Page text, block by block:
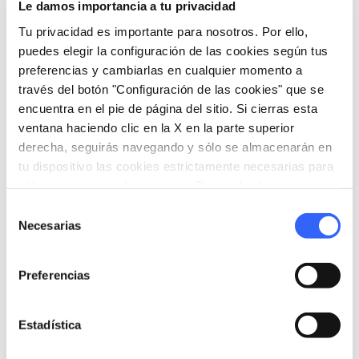
Le damos importancia a tu privacidad
Tu privacidad es importante para nosotros. Por ello,
puedes elegir la configuración de las cookies según tus
preferencias y cambiarlas en cualquier momento a
través del botón "Configuración de las cookies" que se
encuentra en el pie de página del sitio. Si cierras esta
ventana haciendo clic en la X en la parte superior
derecha, seguirás navegando y sólo se almacenarán en
tu dispositivo las cookies estrictamente necesarias para
Necesarias
Preferencias
Estadística
auto_delete
Políticas de
cancelación y
presentación
Anulación hasta 31 días antes del inicio del
viaje: 50 euros por expediente en concepto de
gastos de gestión
viaje: 30% del importe total
Anulación de 20 a 11 días antes del inicio del
Anulación de 10 a 4 días antes del inicio del
Anulación dentro de los 3 días anteriores al
inicio del viaje: 100% del importe total